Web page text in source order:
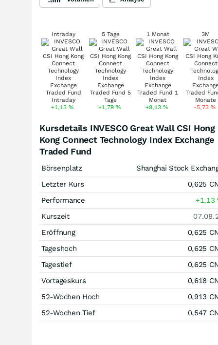
Intraday
+1,13%
5 Tage
+1,79%
1 Monat
+8,13%
3M
-5,73%
Kursdetails INVESCO Great Wall CSI Hong
Kong Connect Technology Index Exchange
Traded Fund
Börsenplatz
Shanghai Stock
Letzter Kurs
0,625
Performance
+1,13
Kurszeit
Eröffnung
0,625
Tageshoch
0,625
Tagestief
0,625
Vortageskurs
0,618
52-Wochen Hoch
0,913
52-Wochen Tief
0,547